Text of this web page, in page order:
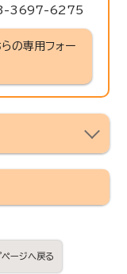
3697-6275
の専用フォー
ページへ戻る